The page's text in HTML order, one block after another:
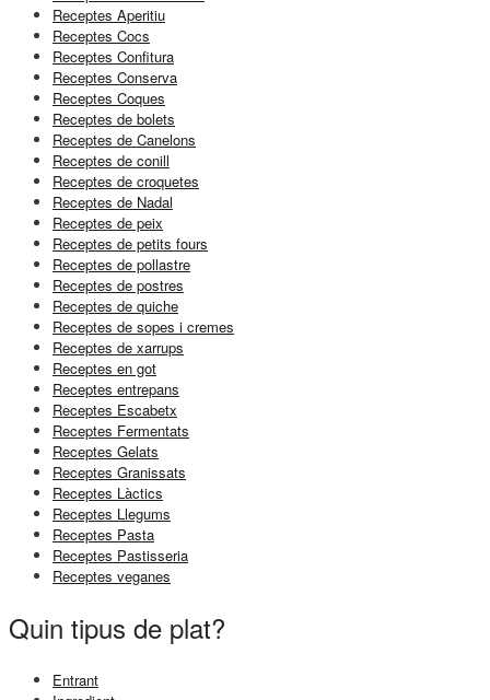
Receptes Aperitiu
Receptes Cocs
Receptes Confitura
Receptes Conserva
Receptes Coques
Receptes de bolets
Receptes de Canelons
Receptes de conill
Receptes de croquetes
Receptes de Nadal
Receptes de peix
Receptes de petits fours
Receptes de pollastre
Receptes de postres
Receptes de quiche
Receptes de sopes i cremes
Receptes de xarrups
Receptes en got
Receptes entrepans
Receptes Escabetx
Receptes Fermentats
Receptes Gelats
Receptes Granissats
Receptes Làctics
Receptes Llegums
Receptes Pasta
Receptes Pastisseria
Receptes veganes
Quin tipus de plat?
Entrant